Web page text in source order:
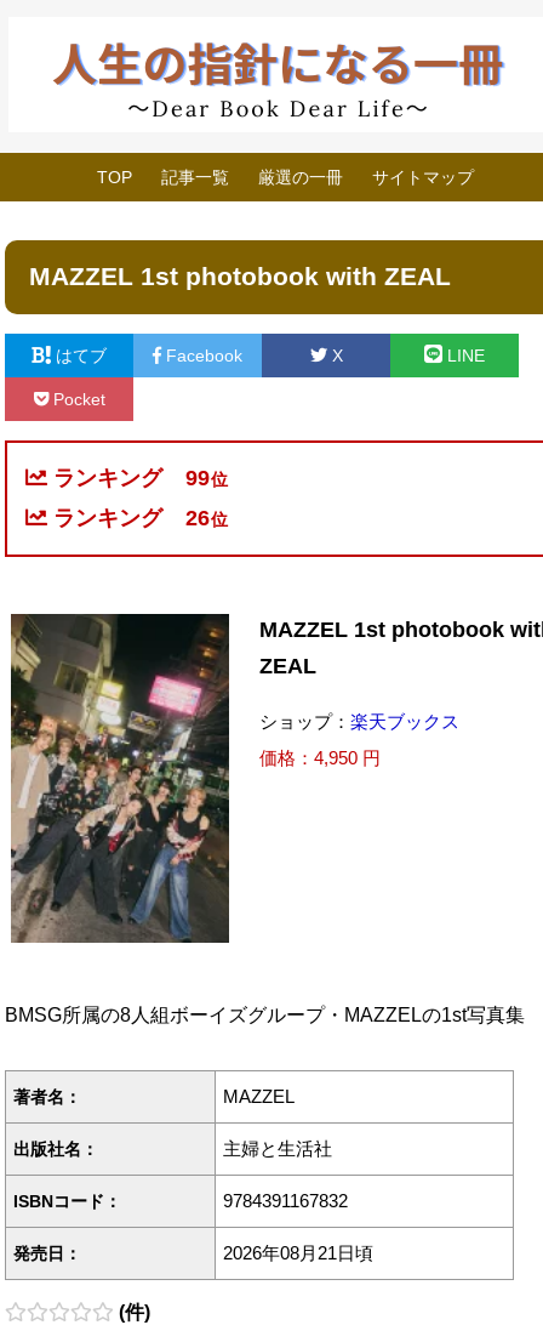
TOP 記事一覧 厳選の一冊 サイトマップ
MAZZEL 1st photobook with ZEAL
はてブ Facebook X LINE
Pocket
ランキング 99位
ランキング 26位
MAZZEL 1st photobook
ZEAL
ショップ： 楽天ブックス
価格：4,950 円
BMSG所属の8人組ボーイズグループ・MAZZELの1st写真集
著者名： MAZZEL
出版社名： 主婦と生活社
ISBNコード： 9784391167832
発売日： 2026年08月21日頃
(件)